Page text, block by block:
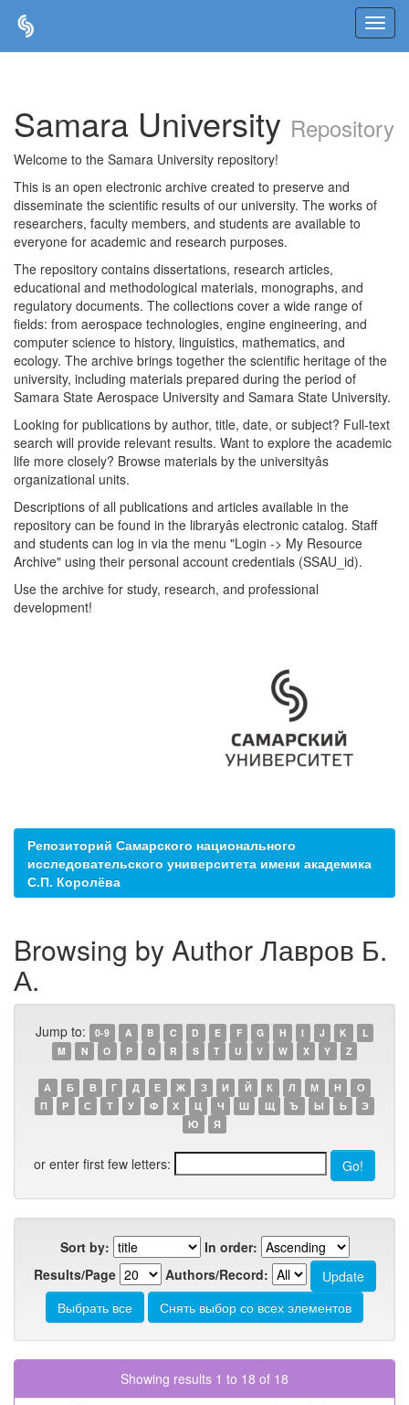
Samara University Repository
Welcome to the Samara University repository!
This is an open electronic archive created to preserve and
disseminate the scientific results of our university. The works of
researchers, faculty members, and students are available to
everyone for academic and research purposes.
The repository contains dissertations, research articles,
educational and methodological materials, monographs, and
regulatory documents. The collections cover a wide range of
fields: from aerospace technologies, engine engineering, and
computer science to history, linguistics, mathematics, and
ecology. The archive brings together the scientific heritage of the
university, including materials prepared during the period of
Samara State Aerospace University and Samara State University.
Looking for publications by author, title, date, or subject? Full-text
search will provide relevant results. Want to explore the academic
life more closely? Browse materials by the universityâs
organizational units.
Descriptions of all publications and articles available in the
repository can be found in the libraryâs electronic catalog. Staff
and students can log in via the menu "Login -> My Resource
Archive" using their personal account credentials (SSAU_id).
Use the archive for study, research, and professional
development!
Репозиторий Самарского национального
исследовательского университета имени академика
С.П. Королёва
Browsing by Author Лавров Б.
А.
Jump to: 0-9 A B C D E F G H I J K
L
M
N O P Q R S T U V W X Y Z
А Б В Г Д Е Ж З И Й К Л М Н
О
П
Р С Т У Ф Х Ц Ч Ш Щ Ъ Ы Ь
Э
Ю
Я
or enter first few letters:
Sort by:
In order:
Results/Page
Authors/Record:
Showing results 1 to 18 of 18